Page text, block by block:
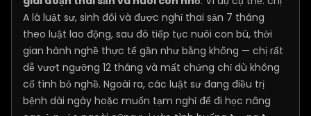
A là luật sư, sinh đôi và được nghỉ thai sản 7 tháng
theo luật lao động, sau đó tiếp tục nuôi con bú, thời
gian hành nghề thực tế gần như bằng không — chị rất
dễ vượt ngưỡng 12 tháng và mất chứng chỉ dù không
cố tình bỏ nghề. Ngoài ra, các luật sư đang điều trị
bệnh dài ngày hoặc muốn tạm nghỉ để đi học nâng